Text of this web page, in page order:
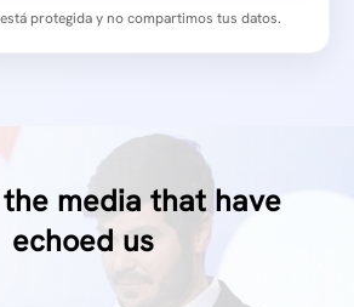
protegida y no compartimos tus datos.
media that have
echoed us